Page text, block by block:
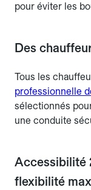
pour éviter les
Des
Tous les
professionnelle
sélectionnés
une conduite
Accessibilité
flexibilité